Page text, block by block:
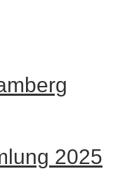
2025